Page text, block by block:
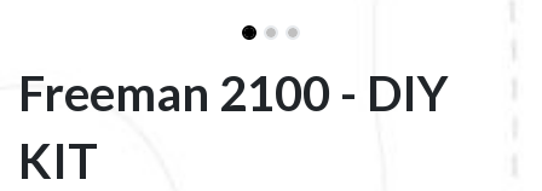
Freeman 2100 - DIY
KIT